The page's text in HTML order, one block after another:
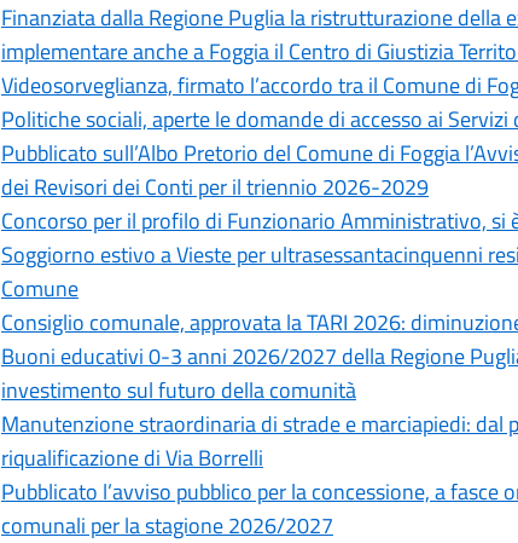
Finanziata dalla Regione Puglia la ristrutturazione della
implementare anche a Foggia il Centro di Giustizia
Videosorveglianza, firmato l’accordo tra il Comune di
Politiche sociali, aperte le domande di accesso ai Servizi
Pubblicato sull’Albo Pretorio del Comune di Foggia
dei Revisori dei Conti per il triennio 2026-2029
Concorso per il profilo di Funzionario Amministrativo,
Soggiorno estivo a Vieste per ultrasessantacinquenni
Comune
Consiglio comunale, approvata la TARI 2026:
Buoni educativi 0-3 anni 2026/2027 della Regione
investimento sul futuro della comunità
Manutenzione straordinaria di strade e marciapiedi: dal
riqualificazione di Via Borrelli
Pubblicato l’avviso pubblico per la concessione, a
comunali per la stagione 2026/2027